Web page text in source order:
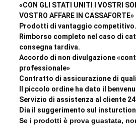
«CON GLI STATI UNITI I VOSTRI
VOSTRO AFFARE IN CASSAFORTE»
Prodotti di vantaggio competitivo.
Rimborso completo nel caso di
consegna tardiva.
Accordo di non divulgazione
professionale»
Contratto di assicurazione di
Il piccolo ordine ha dato il
Servizio di assistenza al cliente
Dia il suggerimento sul
Se i prodotti è prova guastata,